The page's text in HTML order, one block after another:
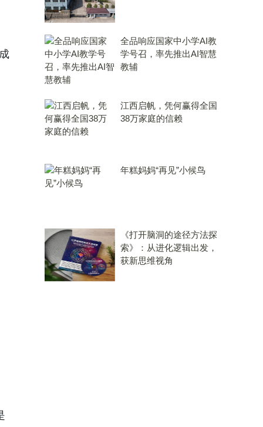
全品响应国家中小学AI教
学号召，率先推出AI智慧
教辅
江西启帆，凭何赢得全国
38万家庭的信赖
年糕妈妈“再见”小候鸟
《打开脑洞的途径方法探
索》：从进化逻辑出发，
获新思维视角